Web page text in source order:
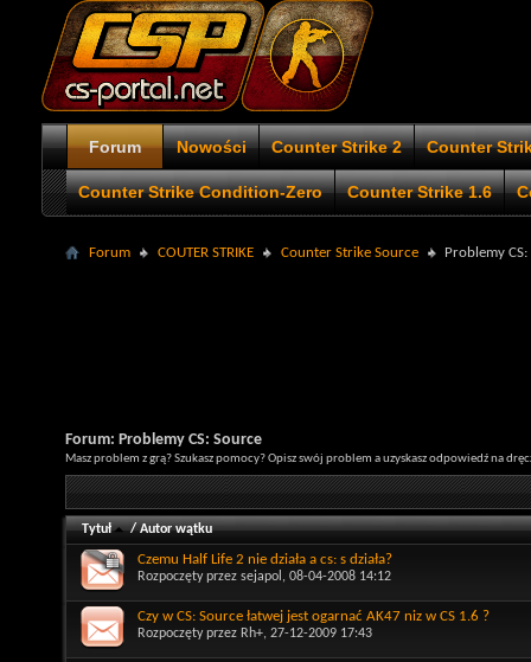
Forum Nowości Counter Strike 2 Counter
Counter Strike Condition-Zero Counter Strike 1.6
Forum COUTER STRIKE Counter Strike Source Problemy
Forum: Problemy CS: Source
Masz problem z grą? Szukasz pomocy? Opisz swój problem a uzyskasz odpowiedź na
Tytuł /Autor wątku
Czemu Half Life 2 nie działa a cs: s działa?
Rozpoczęty przez sejapol , 08-04-2008 14:12
Czy w CS: Source łatwej jest ogarnać AK47 niz w CS 1.6 ?
Rozpoczęty przez Rh+, 27-12-2009 17:43